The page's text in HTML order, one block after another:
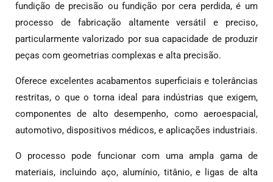
fundição de precisão ou fundição por cera perdida, é um
processo de fabricação altamente versátil e preciso,
particularmente valorizado por sua capacidade de produzir
peças com geometrias complexas e alta precisão.
Oferece excelentes acabamentos superficiais e tolerâncias
restritas, o que o torna ideal para indústrias que exigem,
componentes de alto desempenho, como aeroespacial,
automotivo, dispositivos médicos, e aplicações industriais.
O processo pode funcionar com uma ampla gama de
materiais, incluindo aço, alumínio, titânio, e ligas de alta